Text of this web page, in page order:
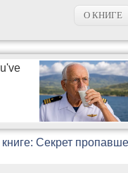
О КНИГЕ
Секрет